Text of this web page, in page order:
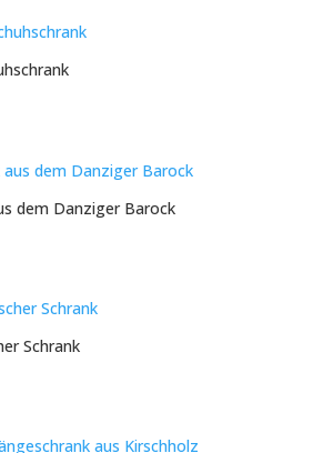
dem Danziger Barock
Schrank